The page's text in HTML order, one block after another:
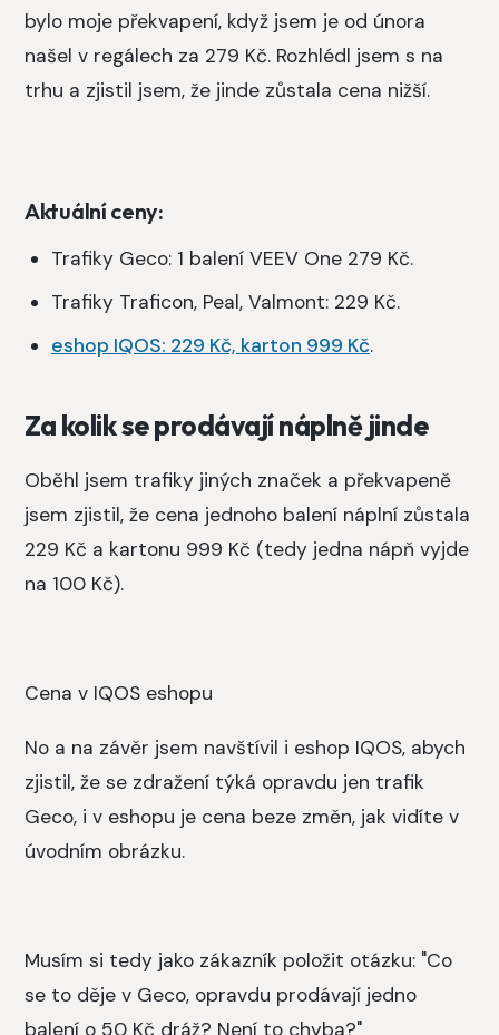
bylo moje překvapení, když jsem je od února
našel v regálech za 279 Kč. Rozhlédl jsem s na
trhu a zjistil jsem, že jinde zůstala cena nižší.
Aktuální ceny:
Trafiky Geco: 1 balení VEEV One 279 Kč.
Trafiky Traficon, Peal, Valmont: 229 Kč.
eshop IQOS: 229 Kč, karton 999 Kč.
Za kolik se prodávají náplně jinde
Oběhl jsem trafiky jiných značek a překvapeně
jsem zjistil, že cena jednoho balení náplní zůstala
229 Kč a kartonu 999 Kč (tedy jedna nápň vyjde
na 100 Kč).
Cena v IQOS eshopu
No a na závěr jsem navštívil i eshop IQOS, abych
zjistil, že se zdražení týká opravdu jen trafik
Geco, i v eshopu je cena beze změn, jak vidíte v
úvodním obrázku.
Musím si tedy jako zákazník položit otázku: "Co
se to děje v Geco, opravdu prodávají jedno
balení o 50 Kč dráž? Není to chyba?"